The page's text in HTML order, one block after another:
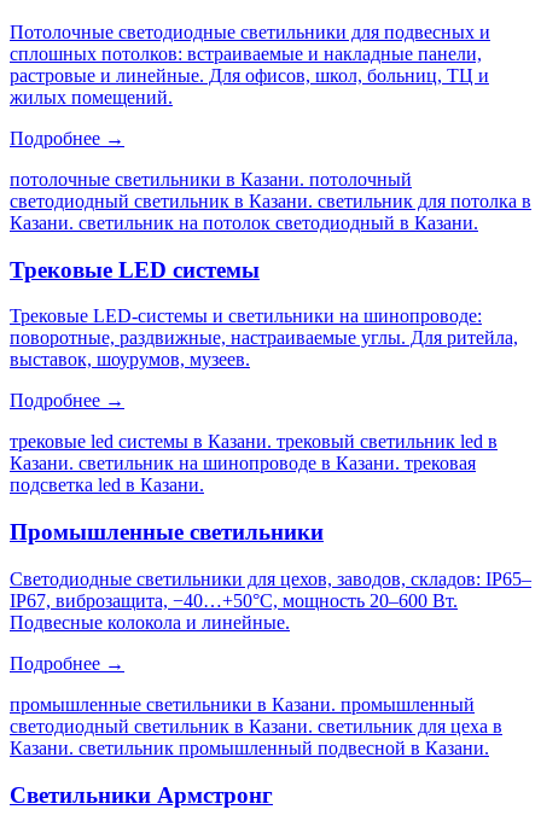
Потолочные светодиодные светильники для подвесных и
сплошных потолков: встраиваемые и накладные панели,
растровые и линейные. Для офисов, школ, больниц, ТЦ и
жилых помещений.
Подробнее →
потолочные светильники в Казани. потолочный
светодиодный светильник в Казани. светильник для потолка в
Казани. светильник на потолок светодиодный в Казани.
Трековые LED системы
Трековые LED-системы и светильники на шинопроводе:
поворотные, раздвижные, настраиваемые углы. Для ритейла,
выставок, шоурумов, музеев.
Подробнее →
трековые led системы в Казани. трековый светильник led в
Казани. светильник на шинопроводе в Казани. трековая
подсветка led в Казани.
Промышленные светильники
Светодиодные светильники для цехов, заводов, складов: IP65–
IP67, виброзащита, −40…+50°C, мощность 20–600 Вт.
Подвесные колокола и линейные.
Подробнее →
промышленные светильники в Казани. промышленный
светодиодный светильник в Казани. светильник для цеха в
Казани. светильник промышленный подвесной в Казани.
Светильники Армстронг